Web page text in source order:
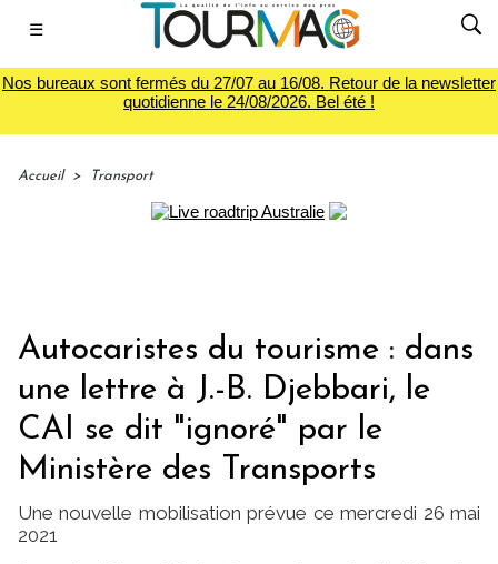
☰
Nos bureaux sont fermés du 27/07 au 16/08. Retour de la newsletter
quotidienne le 24/08/2026. Bel été !
Accueil > Transport
Autocaristes du tourisme : dans
une lettre à J.-B. Djebbari, le
CAI se dit "ignoré" par le
Ministère des Transports
Une nouvelle mobilisation prévue ce mercredi 26 mai
2021